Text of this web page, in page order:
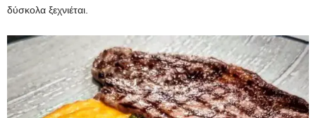
δύσκολα ξεχνιέται.